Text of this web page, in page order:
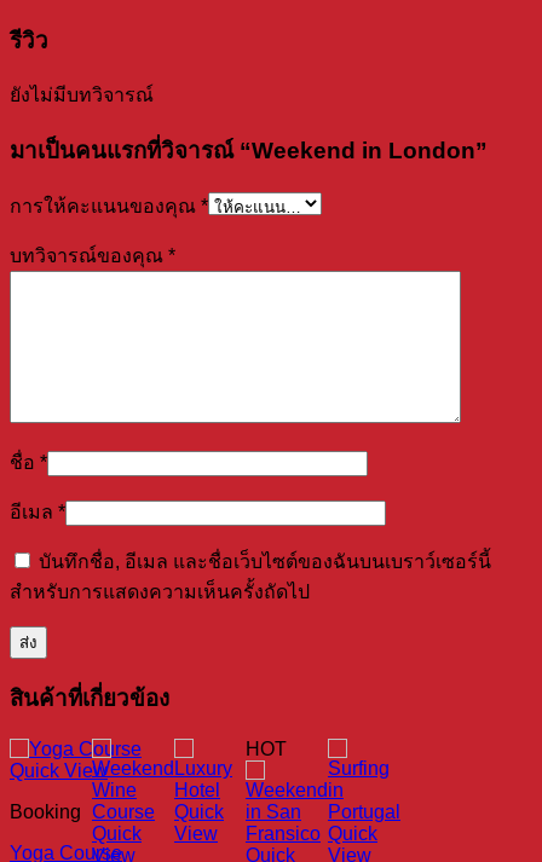
รีวิว
ยังไม่มีบทวิจารณ์
มาเป็นคนแรกที่วิจารณ์ “Weekend in London”
การให้คะแนนของคุณ *
บทวิจารณ์ของคุณ *
ชื่อ *
อีเมล *
บันทึกชื่อ, อีเมล และชื่อเว็บไซต์ของฉันบนเบราว์เซอร์นี้
สำหรับการแสดงความเห็นครั้งถัดไป
สินค้าที่เกี่ยวข้อง
Quick View
Booking
Yoga Course
Quick
View
Quick
View
HOT
Quick
Quick
View